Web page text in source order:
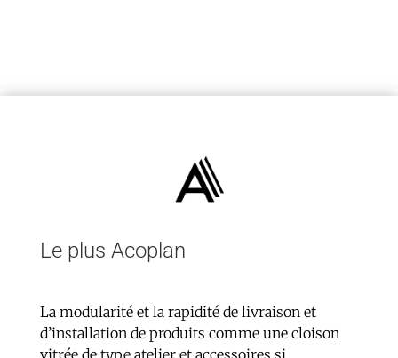
Le plus Acoplan
La modularité et la rapidité de livraison et
d’installation de produits comme une cloison